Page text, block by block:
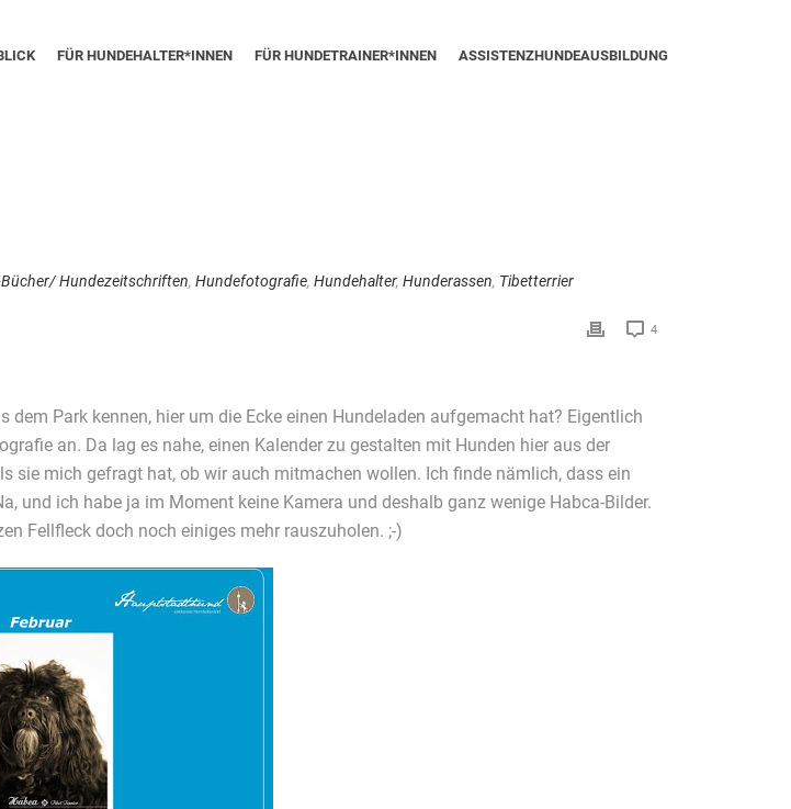
FÜR HUNDEHALTER*INNEN FÜR HUNDETRAINER*INNEN ASSISTENZHUNDEAUSBILDUNG
Hundezeitschriften, Hundefotografie, Hundehalter, Hunderassen, Tibetterrier
4
Park kennen, hier um die Ecke einen Hundeladen aufgemacht hat? Eigentlich
an. Da lag es nahe, einen Kalender zu gestalten mit Hunden hier aus der
sie mich gefragt hat, ob wir auch mitmachen wollen. Ich finde nämlich, dass ein
und ich habe ja im Moment keine Kamera und deshalb ganz wenige Habca-Bilder.
Fellfleck doch noch einiges mehr rauszuholen. ;-)